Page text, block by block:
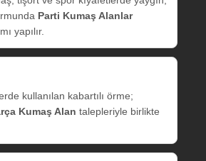
Parti Kumaş Alanlar
yapılır.
kullanılan kabartılı örme;
Kumaş Alan talepleriyle birlikte